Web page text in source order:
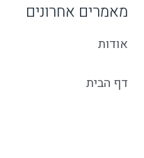
מאמרים אחרונים
אודות
דף הבית